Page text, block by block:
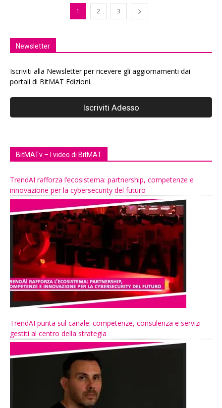
1 2 3
Newsletter
Iscriviti alla Newsletter per ricevere gli aggiornamenti dai
portali di BitMAT Edizioni.
BitMATv – I video di BitMAT
TrendAI rafforza l’ecosistema: partnership, competenze e
innovazione per la cybersecurity del futuro
TrendAI punta sul canale: competenze, consulenza e servizi
gestiti al centro della strategia